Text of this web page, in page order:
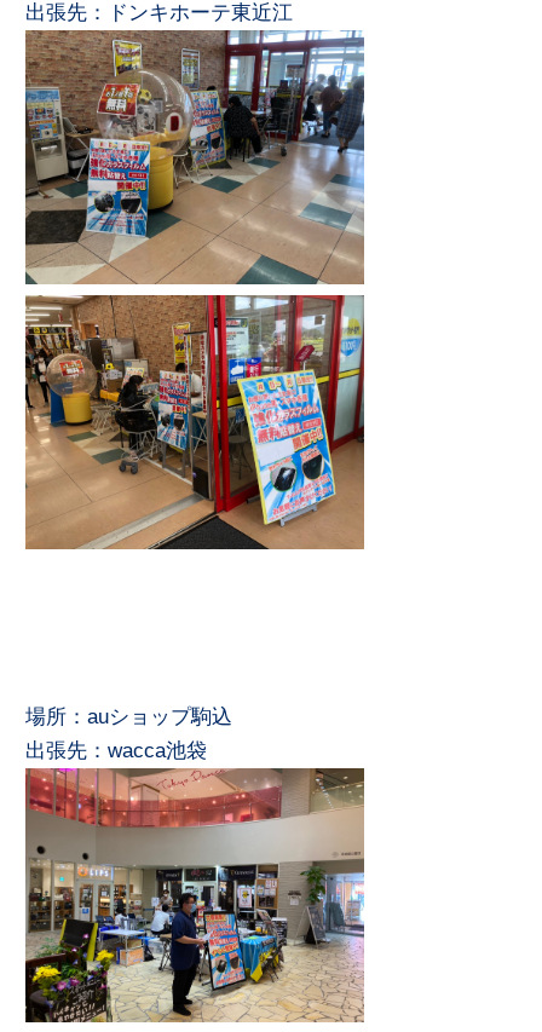
出張先：ドンキホーテ東近江
場所：auショップ駒込
出張先：wacca池袋